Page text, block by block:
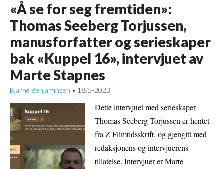
«Å se for seg fremtiden»:
Thomas Seeberg Torjussen,
manusforfatter og serieskaper
bak «Kuppel 16», intervjuet av
Marte Stapnes
Bjarne Benjaminsen • 18/5-2023
Dette intervjuet med serieskaper
Thomas Seeberg Torjussen er hentet
fra Z Filmtidsskrift, og gjengitt med
redaksjonens og intervjuerens
tillatelse. Intervjuer er Marte